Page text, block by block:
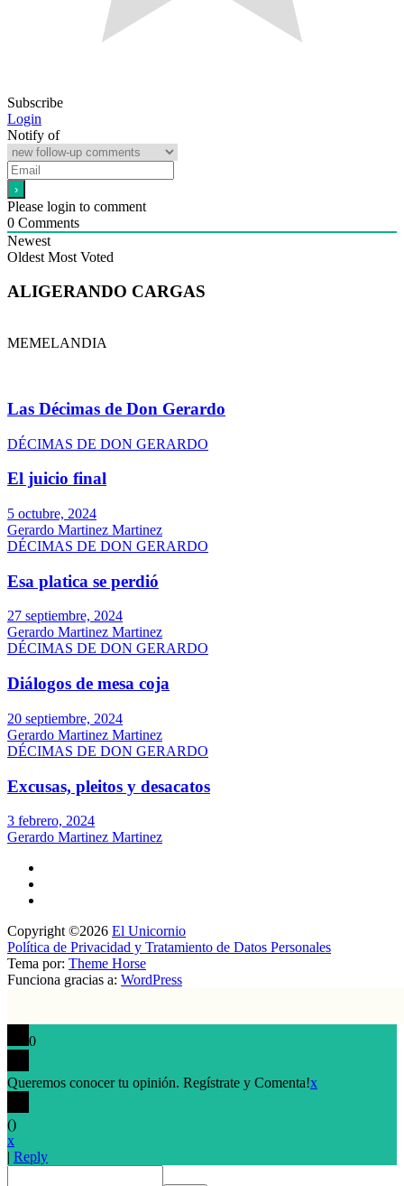
Subscribe
Login
Notify of
Please login to comment
0 Comments
Newest
Oldest Most Voted
ALIGERANDO CARGAS
MEMELANDIA
Las Décimas de Don Gerardo
DÉCIMAS DE DON GERARDO
El juicio final
5 octubre, 2024
Gerardo Martinez Martinez
DÉCIMAS DE DON GERARDO
Esa platica se perdió
27 septiembre, 2024
Gerardo Martinez Martinez
DÉCIMAS DE DON GERARDO
Diálogos de mesa coja
20 septiembre, 2024
Gerardo Martinez Martinez
DÉCIMAS DE DON GERARDO
Excusas, pleitos y desacatos
3 febrero, 2024
Gerardo Martinez Martinez
Copyright ©2026 El Unicornio
Política de Privacidad y Tratamiento de Datos Personales
Tema por: Theme Horse
Funciona gracias a: WordPress
0
Queremos conocer tu opinión. Regístrate y Comenta!x
()
x
| Reply